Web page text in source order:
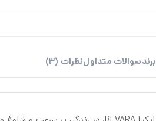
برندسوالات متداولنظرات (3)